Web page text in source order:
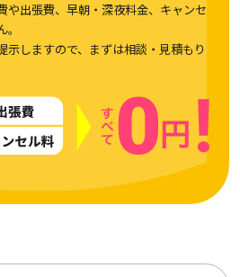
や出張費、早朝・深夜料金、キャンセ
示しますので、まずは相談・見積もり